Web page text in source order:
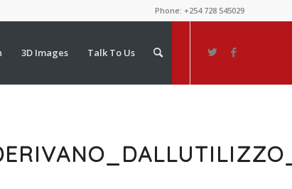
Phone: +254 728 545029
3D Images Talk To Us